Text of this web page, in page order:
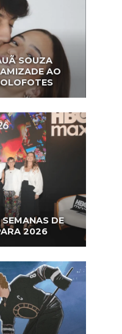
SOUZA
AO
DE
2026